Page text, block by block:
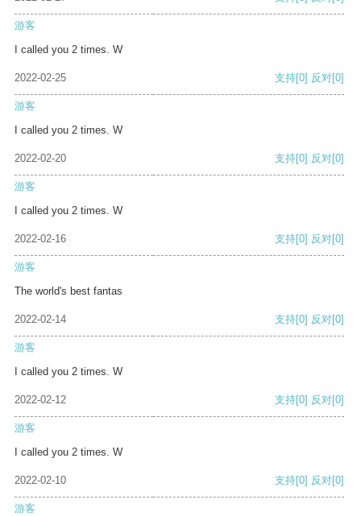
游客
I called you 2 times. W
2022-02-25 支持[0] 反对[0]
游客
I called you 2 times. W
2022-02-20 支持[0] 反对[0]
游客
I called you 2 times. W
2022-02-16 支持[0] 反对[0]
游客
The world's best fantas
2022-02-14 支持[0] 反对[0]
游客
I called you 2 times. W
2022-02-12 支持[0] 反对[0]
游客
I called you 2 times. W
2022-02-10 支持[0] 反对[0]
游客